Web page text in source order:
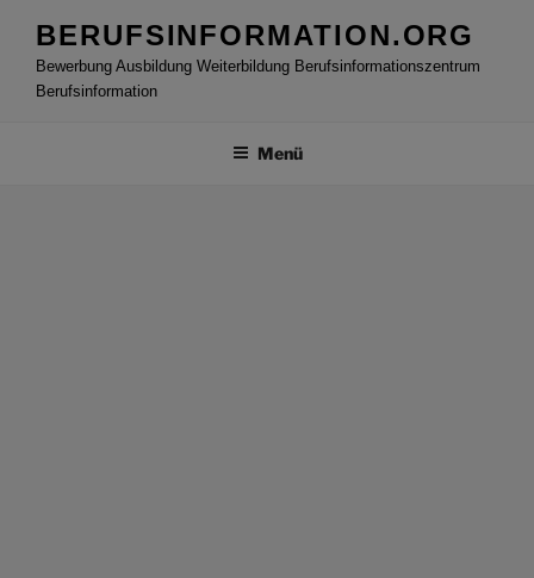
Inhalt
springen
BERUFSINFORMATION.ORG
Bewerbung Ausbildung Weiterbildung Berufsinformationszentrum
Berufsinformation
Menü